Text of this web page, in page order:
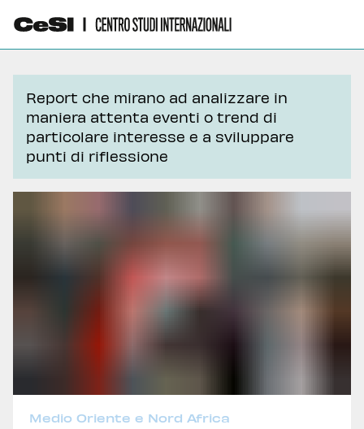
Report che mirano ad analizzare in
maniera attenta eventi o trend di
particolare interesse e a sviluppare
punti di riflessione
Medio Oriente e Nord Africa